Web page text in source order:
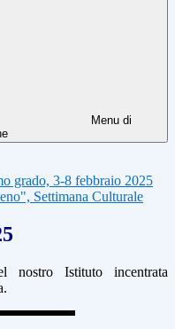
Menu di
grado, 3-8 febbraio 2025
Settimana Culturale
nostro Istituto incentrata